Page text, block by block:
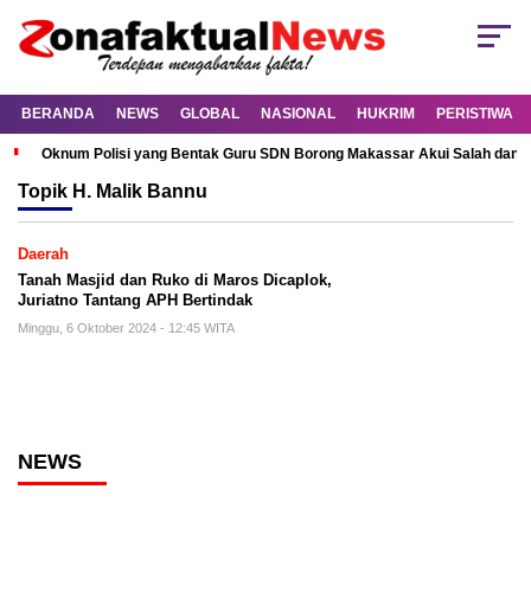
BERANDA NEWS GLOBAL NASIONAL HUKRIM PERISTIWA
Oknum Polisi yang Bentak Guru SDN Borong Makassar Akui Salah dan
Topik H. Malik Bannu
Daerah
Tanah Masjid dan Ruko di Maros Dicaplok,
Juriatno Tantang APH Bertindak
Minggu, 6 Oktober 2024 - 12:45 WITA
NEWS